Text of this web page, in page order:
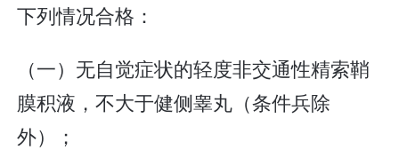
下列情况合格：
（一）无自觉症状的轻度非交通性精索鞘
膜积液，不大于健侧睾丸（条件兵除
外）；